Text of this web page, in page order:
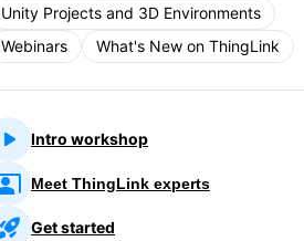
Unity Projects and 3D Environments
Webinars
What's New on ThingLink
Intro workshop
Meet ThingLink experts
Get started